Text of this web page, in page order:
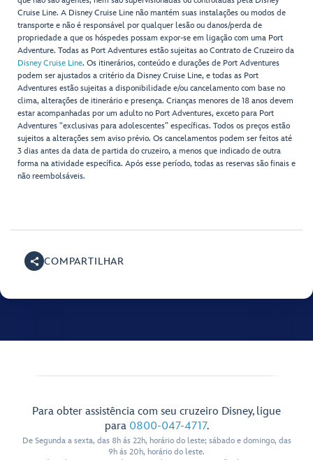
Cruise Line. A Disney Cruise Line não mantém suas instalações ou modos de
transporte e não é responsável por qualquer lesão ou danos/perda de
propriedade a que os hóspedes possam expor-se em ligação com uma Port
Adventure. Todas as Port Adventures estão sujeitas ao Contrato de Cruzeiro da
Disney Cruise Line. Os itinerários, conteúdo e durações de Port Adventures
podem ser ajustados a critério da Disney Cruise Line, e todas as Port
Adventures estão sujeitas a disponibilidade e/ou cancelamento com base no
clima, alterações de itinerário e presença. Crianças menores de 18 anos devem
estar acompanhadas por um adulto no Port Adventures, exceto para Port
Adventures "exclusivas para adolescentes” específicas. Todos os preços estão
sujeitos a alterações sem aviso prévio. Os cancelamentos podem ser feitos até
3 dias antes da data de partida do cruzeiro, a menos que indicado de outra
forma na atividade específica. Após esse período, todas as reservas são finais e
não reembolsáveis.
COMPARTILHAR
Para obter assistência com seu cruzeiro Disney, ligue
para 0800-047-4717.
De Segunda a sexta, das 8h ás 22h, horário do leste; sábado e domingo, das
9h ás 20h, horário do leste.